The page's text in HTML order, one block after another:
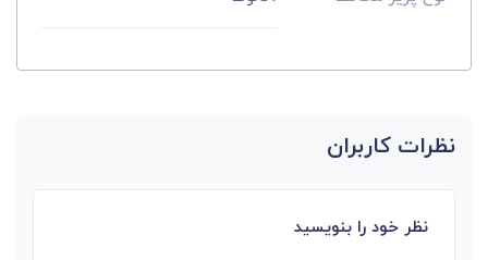
نظرات کاربران
نظر خود را بنویسید